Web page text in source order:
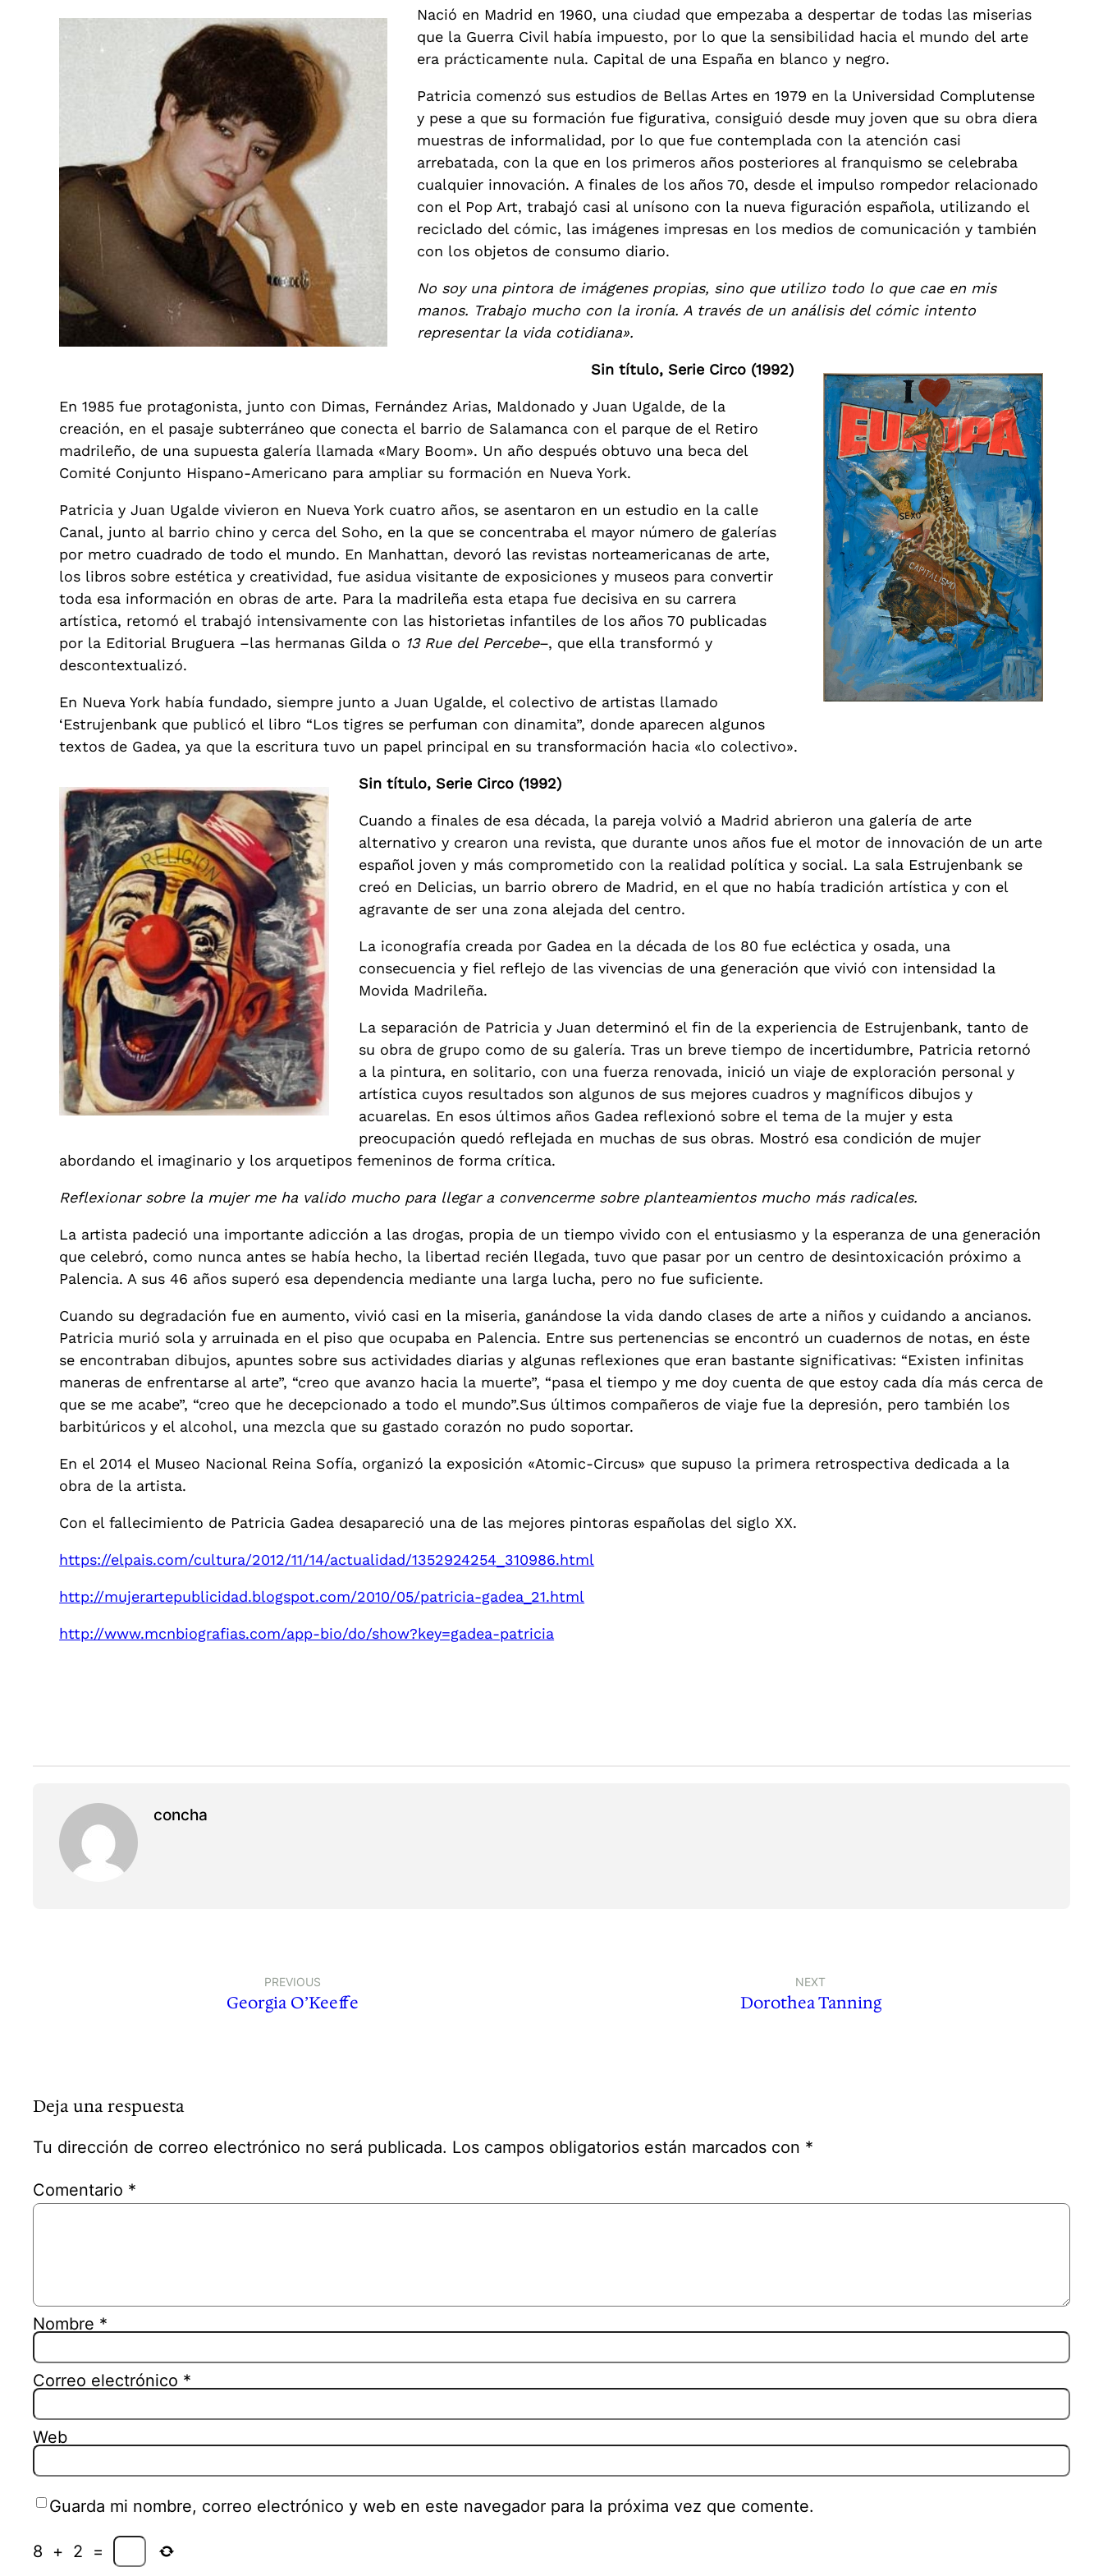
Nació en Madrid en 1960, una ciudad que empezaba a despertar de todas las miserias
que la Guerra Civil había impuesto, por lo que la sensibilidad hacia el mundo del arte
era prácticamente nula. Capital de una España en blanco y negro.
Patricia comenzó sus estudios de Bellas Artes en 1979 en la Universidad Complutense
y pese a que su formación fue figurativa, consiguió desde muy joven que su obra diera
muestras de informalidad, por lo que fue contemplada con la atención casi
arrebatada, con la que en los primeros años posteriores al franquismo se celebraba
cualquier innovación. A finales de los años 70, desde el impulso rompedor relacionado
con el Pop Art, trabajó casi al unísono con la nueva figuración española, utilizando el
reciclado del cómic, las imágenes impresas en los medios de comunicación y también
con los objetos de consumo diario.
No soy una pintora de imágenes propias, sino que utilizo todo lo que cae en mis
manos. Trabajo mucho con la ironía. A través de un análisis del cómic intento
representar la vida cotidiana».
Sin título, Serie Circo (1992)
En 1985 fue protagonista, junto con Dimas, Fernández Arias, Maldonado y Juan Ugalde, de la
creación, en el pasaje subterráneo que conecta el barrio de Salamanca con el parque de el Retiro
madrileño, de una supuesta galería llamada «Mary Boom». Un año después obtuvo una beca del
Comité Conjunto Hispano-Americano para ampliar su formación en Nueva York.
Patricia y Juan Ugalde vivieron en Nueva York cuatro años, se asentaron en un estudio en la calle
Canal, junto al barrio chino y cerca del Soho, en la que se concentraba el mayor número de galerías
por metro cuadrado de todo el mundo. En Manhattan, devoró las revistas norteamericanas de arte,
los libros sobre estética y creatividad, fue asidua visitante de exposiciones y museos para convertir
toda esa información en obras de arte. Para la madrileña esta etapa fue decisiva en su carrera
artística, retomó el trabajó intensivamente con las historietas infantiles de los años 70 publicadas
por la Editorial Bruguera –las hermanas Gilda o 13 Rue del Percebe–, que ella transformó y
descontextualizó.
En Nueva York había fundado, siempre junto a Juan Ugalde, el colectivo de artistas llamado
‘Estrujenbank que publicó el libro “Los tigres se perfuman con dinamita”, donde aparecen algunos
textos de Gadea, ya que la escritura tuvo un papel principal en su transformación hacia «lo colectivo».
Sin título, Serie Circo (1992)
Cuando a finales de esa década, la pareja volvió a Madrid abrieron una galería de arte
alternativo y crearon una revista, que durante unos años fue el motor de innovación de un arte
español joven y más comprometido con la realidad política y social. La sala Estrujenbank se
creó en Delicias, un barrio obrero de Madrid, en el que no había tradición artística y con el
agravante de ser una zona alejada del centro.
La iconografía creada por Gadea en la década de los 80 fue ecléctica y osada, una
consecuencia y fiel reflejo de las vivencias de una generación que vivió con intensidad la
Movida Madrileña.
La separación de Patricia y Juan determinó el fin de la experiencia de Estrujenbank, tanto de
su obra de grupo como de su galería. Tras un breve tiempo de incertidumbre, Patricia retornó
a la pintura, en solitario, con una fuerza renovada, inició un viaje de exploración personal y
artística cuyos resultados son algunos de sus mejores cuadros y magníficos dibujos y
acuarelas. En esos últimos años Gadea reflexionó sobre el tema de la mujer y esta
preocupación quedó reflejada en muchas de sus obras. Mostró esa condición de mujer
abordando el imaginario y los arquetipos femeninos de forma crítica.
Reflexionar sobre la mujer me ha valido mucho para llegar a convencerme sobre planteamientos mucho más radicales.
La artista padeció una importante adicción a las drogas, propia de un tiempo vivido con el entusiasmo y la esperanza de una generación
que celebró, como nunca antes se había hecho, la libertad recién llegada, tuvo que pasar por un centro de desintoxicación próximo a
Palencia. A sus 46 años superó esa dependencia mediante una larga lucha, pero no fue suficiente.
Cuando su degradación fue en aumento, vivió casi en la miseria, ganándose la vida dando clases de arte a niños y cuidando a ancianos.
Patricia murió sola y arruinada en el piso que ocupaba en Palencia. Entre sus pertenencias se encontró un cuadernos de notas, en éste
se encontraban dibujos, apuntes sobre sus actividades diarias y algunas reflexiones que eran bastante significativas: “Existen infinitas
maneras de enfrentarse al arte”, “creo que avanzo hacia la muerte”, “pasa el tiempo y me doy cuenta de que estoy cada día más cerca de
que se me acabe”, “creo que he decepcionado a todo el mundo”.Sus últimos compañeros de viaje fue la depresión, pero también los
barbitúricos y el alcohol, una mezcla que su gastado corazón no pudo soportar.
En el 2014 el Museo Nacional Reina Sofía, organizó la exposición «Atomic-Circus» que supuso la primera retrospectiva dedicada a la
obra de la artista.
Con el fallecimiento de Patricia Gadea desapareció una de las mejores pintoras españolas del siglo XX.
https://elpais.com/cultura/2012/11/14/actualidad/1352924254_310986.html
http://mujerartepublicidad.blogspot.com/2010/05/patricia-gadea_21.html
http://www.mcnbiografias.com/app-bio/do/show?key=gadea-patricia
concha
PREVIOUS
Georgia O’Keeffe
NEXT
Dorothea Tanning
Deja una respuesta
Tu dirección de correo electrónico no será publicada. Los campos obligatorios están marcados con *
Comentario *
Nombre *
Correo electrónico *
Web
Guarda mi nombre, correo electrónico y web en este navegador para la próxima vez que comente.
8 + 2 =